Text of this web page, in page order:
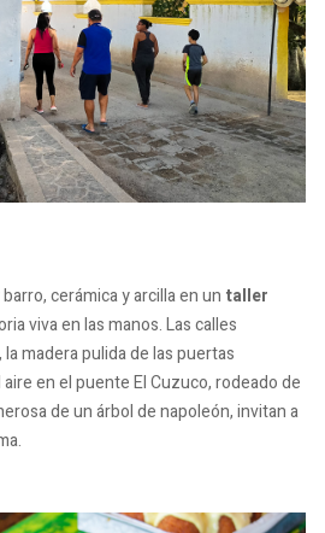
cerámica y arcilla en un taller
viva en las manos. Las calles
madera pulida de las puertas
en el puente El Cuzuco, rodeado de
de un árbol de napoleón, invitan a